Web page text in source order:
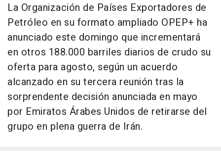
La Organización de Países Exportadores de
Petróleo en su formato ampliado OPEP+ ha
anunciado este domingo que incrementará
en otros 188.000 barriles diarios de crudo su
oferta para agosto, según un acuerdo
alcanzado en su tercera reunión tras la
sorprendente decisión anunciada en mayo
por Emiratos Árabes Unidos de retirarse del
grupo en plena guerra de Irán.